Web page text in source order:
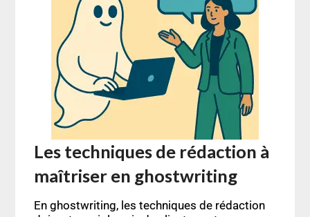
Les techniques de rédaction à
maîtriser en ghostwriting
En ghostwriting, les techniques de rédaction